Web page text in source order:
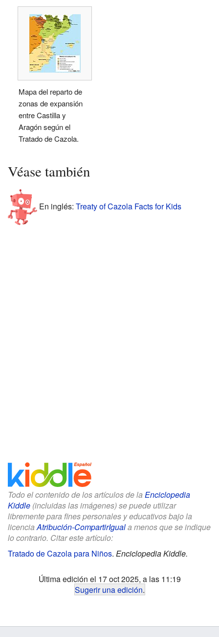
Mapa del reparto de
zonas de expansión
entre Castilla y
Aragón según el
Tratado de Cazola.
Véase también
En inglés: Treaty of Cazola Facts for Kids
Todo el contenido de los artículos de la Enciclopedia
Kiddle (incluidas las imágenes) se puede utilizar
libremente para fines personales y educativos bajo la
licenciaAtribución-CompartirIguala menos que se indique
lo contrario. Citar este artículo:
Tratado de Cazola para Niños. Enciclopedia Kiddle.
Última edición el 17 oct 2025, a las 11:19
Sugerir una edición.